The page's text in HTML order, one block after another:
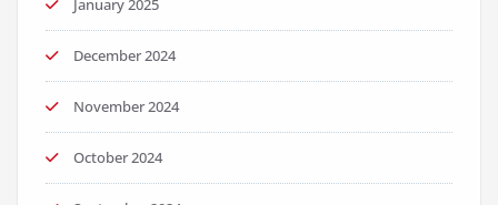
December 2024
November 2024
October 2024